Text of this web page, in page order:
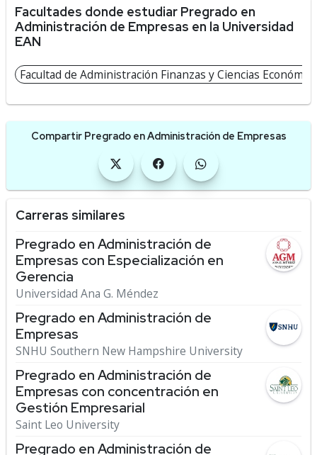
Facultades donde estudiar Pregrado en
Administración de Empresas en la Universidad
EAN
Facultad de Administración Finanzas y Ciencias
Compartir Pregrado en Administración de Empresas
Carreras similares
Pregrado en Administración de
Empresas con Especialización en
Gerencia
Universidad Ana G. Méndez
Pregrado en Administración de
Empresas
SNHU Southern New Hampshire University
Pregrado en Administración de
Empresas con concentración en
Gestión Empresarial
Saint Leo University
Pregrado en Administración de